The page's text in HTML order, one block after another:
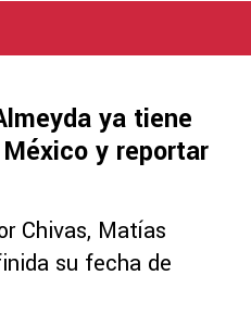
ya tiene
y reportar
Chivas, Matías
su fecha de